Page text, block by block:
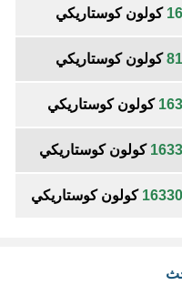
كولون كوستاريكي
كولون كوستاريكي
كولون كوستاريكي
كولون كوستاريكي
كولون كوستاريكي